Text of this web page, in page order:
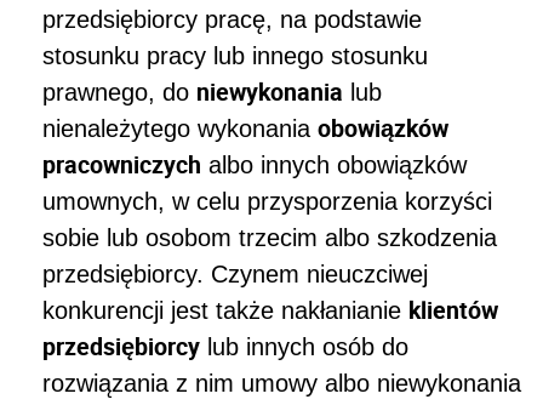
przedsiębiorcy pracę, na podstawie
stosunku pracy lub innego stosunku
prawnego, do niewykonania lub
nienależytego wykonania obowiązków
pracowniczych albo innych obowiązków
umownych, w celu przysporzenia korzyści
sobie lub osobom trzecim albo szkodzenia
przedsiębiorcy. Czynem nieuczciwej
konkurencji jest także nakłanianie klientów
przedsiębiorcy lub innych osób do
rozwiązania z nim umowy albo niewykonania